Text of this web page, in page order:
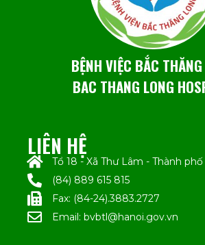
BỆNH VIỆC BẮC
BAC THANG LONG
LIÊN HỆ
Tổ 18 - Xã Thư Lâm - Thành
(84) 889 615 815
Fax: (84-24).3883.2727
Email: bvbtl@hanoi.gov.vn